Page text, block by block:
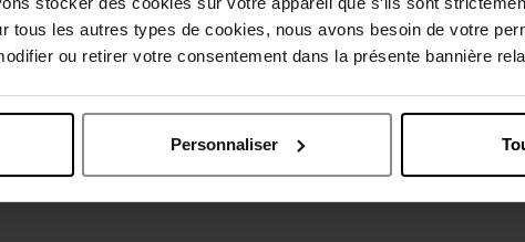
tous les autres types de cookies, nous avons besoin de votre
ou retirer votre consentement dans la présente bannière
Personnaliser
Oublié quelque chose ?
Choisissez votre pays